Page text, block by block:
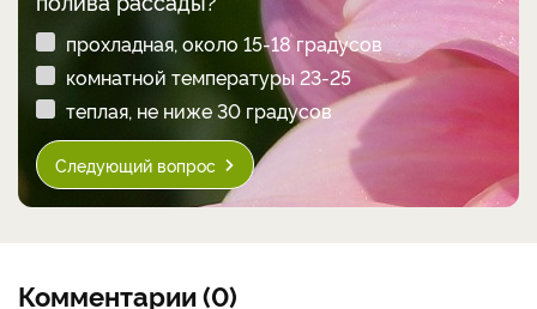
прохладная, около 15-18 градусов
комнатной температуры 23-25
теплая, не ниже 30 градусов
Следующий вопрос
Комментарии (0)